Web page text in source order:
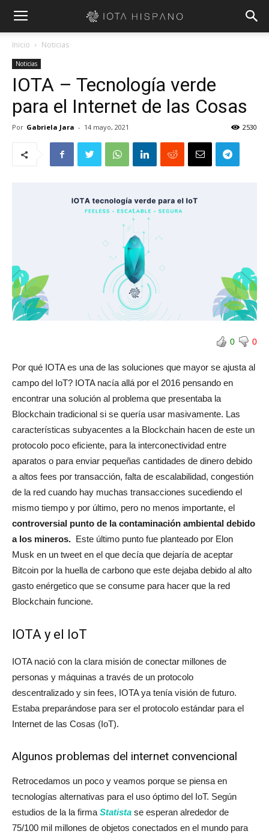
Inicio Noticias
Noticias
IOTA – Tecnología verde
para el Internet de las Cosas
Por Gabriela Jara - 14 mayo, 2021 2530
0 0
Por qué IOTA es una de las soluciones que mayor se ajusta al
campo del IoT? IOTA nacía allá por el 2016 pensando en
encontrar una solución al problema que presentaba la
Blockchain tradicional si se quería usar masivamente. Las
características subyacentes a la Blockchain hacen de este un
protocolo poco eficiente, para la interconectividad entre
aparatos o para enviar pequeñas cantidades de dinero debido
a altos fees por transacción, falta de escalabilidad, congestión
de la red cuando hay muchas transacciones sucediendo el
mismo tiempo y por último, pero no menos importante, el
controversial punto de la contaminación ambiental debido
a los mineros. Este último punto fue planteado por Elon
Musk en un tweet en el que decía que dejaría de aceptar
Bitcoin por la huella de carbono que este dejaba debido al alto
gasto enérgetico que se consume para hacer que la red
Blockchain funcione.
IOTA y el IoT
IOTA nació con la clara misión de conectar millones de
personas y máquinas a través de un protocolo
descentralizado y sin fees, IOTA ya tenía visión de futuro.
Estaba preparándose para ser el protocolo estándar para el
Internet de las Cosas (IoT).
Algunos problemas del internet convencional
Retrocedamos un poco y veamos porque se piensa en
tecnologías alternativas para el uso óptimo del IoT. Según
estudios de la la firma Statista se esperan alrededor de
75/100 mil millones de objetos conectados en el mundo para